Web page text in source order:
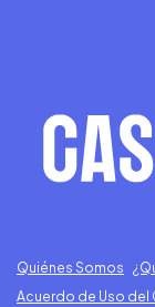
Quiénes Somos
Acuerdo de Uso del